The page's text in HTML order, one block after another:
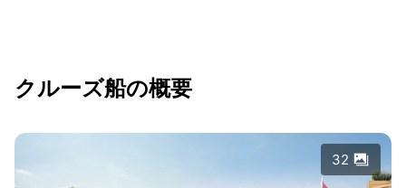
クルーズ船の概要
32